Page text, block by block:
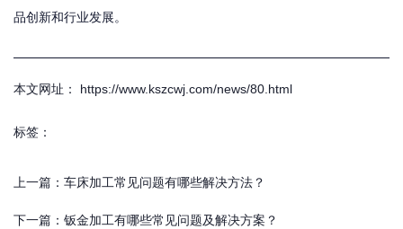
品创新和行业发展。
本文网址： https://www.kszcwj.com/news/80.html
标签：
上一篇： 车床加工常见问题有哪些解决方法？
下一篇： 钣金加工有哪些常见问题及解决方案？